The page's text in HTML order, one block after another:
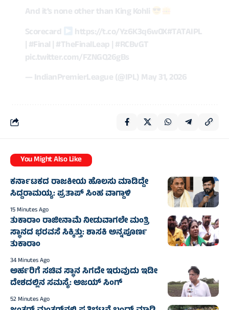
And it’s none other than King Kohli
Scorecard
https://t.co/Yz6K3q6w0X#TATAIPL
|#Final |#TheFinalLeap |#RCBvGT
pic.twitter.com/FZNGQ26gBs
— IndianPremierLeague (@IPL) May 31, 2026
You Might Also Like
ಕರ್ನಾಟಕದ ರಾಜಕೀಯ ಹೊಲಸು ಮಾಡಿದ್ದೇ
ಸಿದ್ದರಾಮಯ್ಯ: ಪ್ರತಾಪ್ ಸಿಂಹ ವಾಗ್ದಾಳಿ
15 Minutes Ago
ತುಕಾರಾಂ ರಾಜೀನಾಮೆ ನೀಡುವಾಗಲೇ ಮಂತ್ರಿ
ಸ್ಥಾನದ ಭರವಸೆ ಸಿಕ್ಕಿತ್ತು: ಶಾಸಕಿ ಅನ್ನಪೂರ್ಣ
ತುಕಾರಾಂ
34 Minutes Ago
ಅರ್ಹರಿಗೆ ಸಚಿವ ಸ್ಥಾನ ಸಿಗದೇ ಇರುವುದು ಇಡೀ
ದೇಶದಲ್ಲಿನ ಸಮಸ್ಯೆ: ಅಜಯ್ ಸಿಂಗ್
52 Minutes Ago